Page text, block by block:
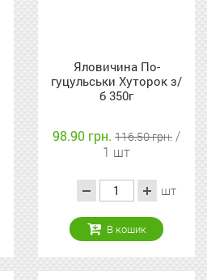
Яловичина По-
гуцульськи Хуторок з/
б 350г
98.90 грн. 116.50 грн. /
1 шт
шт
В кошик